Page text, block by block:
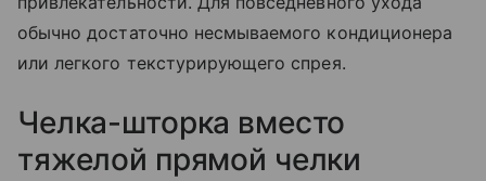
обычно достаточно несмываемого кондиционера
или легкого текстурирующего спрея.
Челка-шторка вместо
тяжелой прямой челки